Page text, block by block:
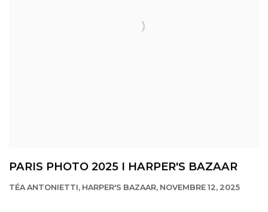
PARIS PHOTO 2025 I HARPER'S BAZAAR
TÉA ANTONIETTI, HARPER'S BAZAAR, NOVEMBRE 12, 2025